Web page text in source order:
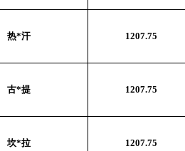
热*汗 1207.75
古*提 1207.75
坎*拉 1207.75